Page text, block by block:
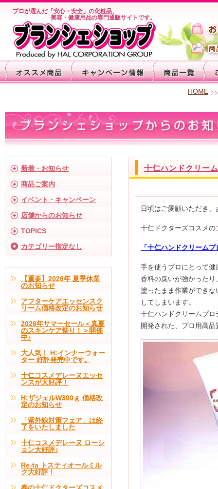
プロが選んだ「安心・安全」の化粧品、
美容・健康用品の専門通販サイトです。
HOME
新着・お知らせ
商品ご案内
イベント・キャンペーン
店舗からのお知らせ
TOPICS
カテゴリー指定なし
【重要】2026年 夏季休業
のお知らせ
アフターケアエッセンスク
リーム価格改定のお知らせ
2026年サマーセール＜真夏
のスキンケア祭り！＞開催
中♪
大人気！ H:インナーウォー
ター 好評発売中です。
十仁コスメデレーヌエッセ
ンスが大好評！
H:ザジェルW300ｇ 価格改
定のお知らせ
「紫外線対策フェア」は終
了をいたしました
十仁コスメデレーヌ ローシ
ョン大好評♪
Re-ta トスティオールミル
ク大好評！
十仁ハンドクリー
日頃はご愛顧いただき
十仁ドクターズコスメの
「十仁ハンドクリーム
手を使うプロにとって
香料の臭いが強かった
塗ったまま作業ができ
してしまいます。
十仁ハンドクリームプ
開発された、プロ用高